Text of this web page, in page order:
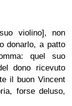
violino], non
donarlo, a patto
quel suo
dono ricevuto
il buon Vincent
forse deluso,